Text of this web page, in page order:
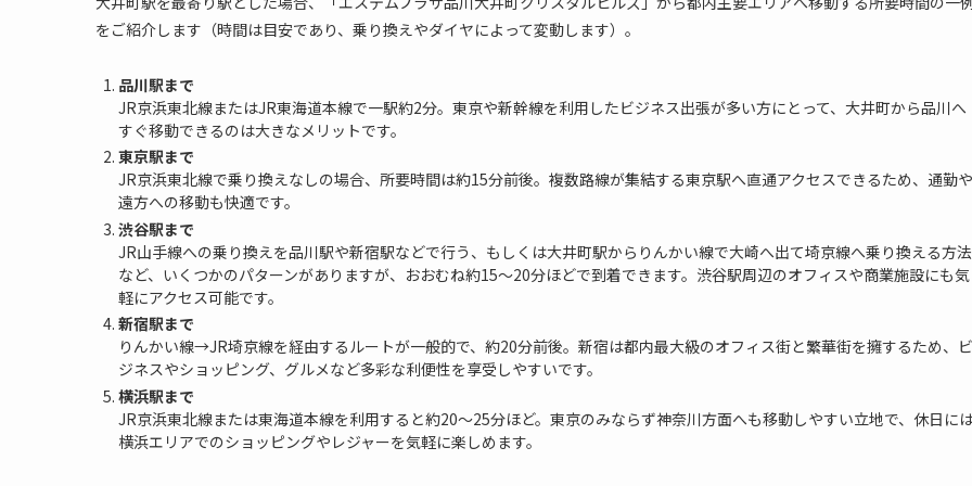
をご紹介します（時間は目安であり、乗り換えやダイヤによって変動します）。
品川駅まで
JR京浜東北線またはJR東海道本線で一駅約2分。東京や新幹線を利用したビジネス出張が多い方にとって、大井町から品川へ
すぐ移動できるのは大きなメリットです。
東京駅まで
JR京浜東北線で乗り換えなしの場合、所要時間は約15分前後。複数路線が集結する東京駅へ直通アクセスできるため、通勤や
遠方への移動も快適です。
渋谷駅まで
JR山手線への乗り換えを品川駅や新宿駅などで行う、もしくは大井町駅からりんかい線で大崎へ出て埼京線へ乗り換える方法
など、いくつかのパターンがありますが、おおむね約15～20分ほどで到着できます。渋谷駅周辺のオフィスや商業施設にも気
軽にアクセス可能です。
新宿駅まで
りんかい線→JR埼京線を経由するルートが一般的で、約20分前後。新宿は都内最大級のオフィス街と繁華街を擁するため、ビ
ジネスやショッピング、グルメなど多彩な利便性を享受しやすいです。
横浜駅まで
JR京浜東北線または東海道本線を利用すると約20～25分ほど。東京のみならず神奈川方面へも移動しやすい立地で、休日に
横浜エリアでのショッピングやレジャーを気軽に楽しめます。